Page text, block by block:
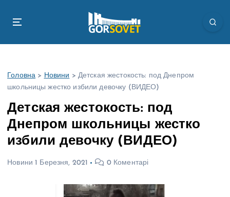
Головна > Новини > Детская жестокость: под Днепром
школьницы жестко избили девочку (ВИДЕО)
Детская жестокость: под
Днепром школьницы жестко
избили девочку (ВИДЕО)
Новини 1 Березня, 2021 0 Коментарі